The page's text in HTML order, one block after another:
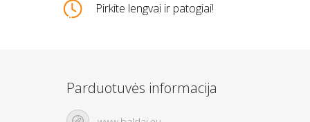
670,00 €
430,00 €
Pirkite lengvai ir patogiai!
Parduotuvės informacija